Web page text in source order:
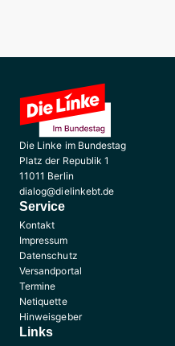
Die Linke im Bundestag
Platz der Republik 1
11011 Berlin
dialog@dielinkebt.de
Service
Kontakt
Impressum
Datenschutz
Versandportal
Termine
Netiquette
Hinweisgeber
Links